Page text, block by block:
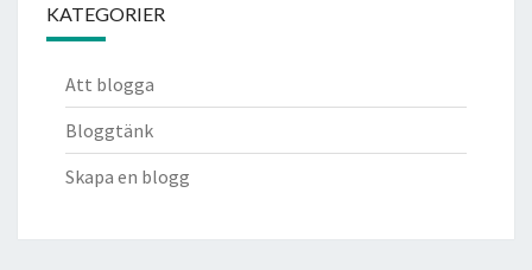
KATEGORIER
Att blogga
Bloggtänk
Skapa en blogg